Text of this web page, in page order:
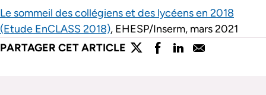
Le sommeil des collégiens et des lycéens en 2018
(Etude EnCLASS 2018), EHESP/Inserm, mars 2021
PARTAGER CET ARTICLE
Partager l'article sur twitter
lien externe
Partager l'article sur facebook
lien externe
Partager l'article sur
lien externe
Partager l'article
lien externe